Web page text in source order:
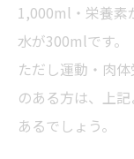
1,000ml・栄養素
水が300mlです。
ただし運動・肉
のある方は、上
あるでしょう。